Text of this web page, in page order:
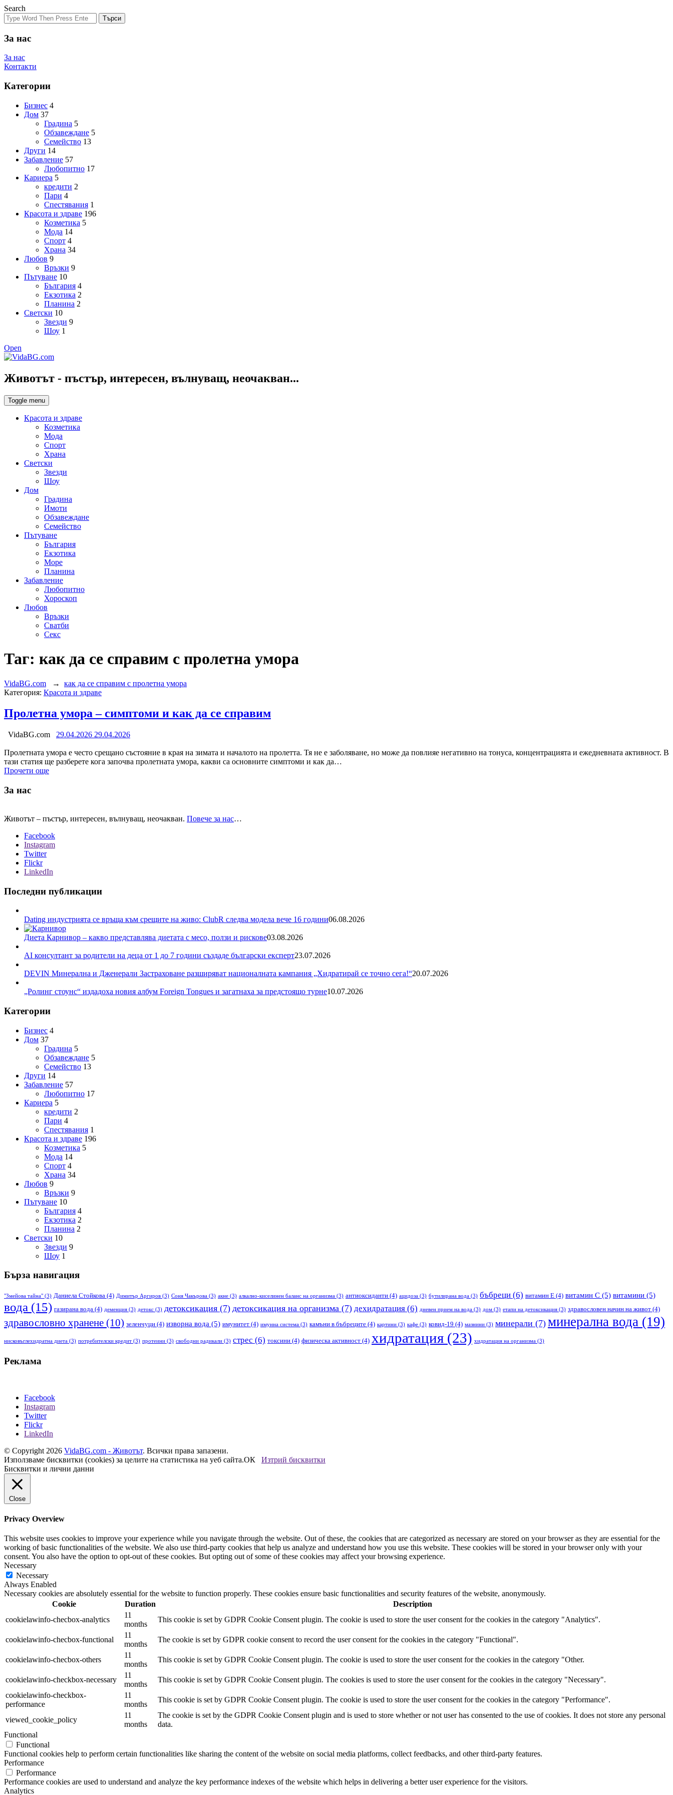
Search
Търси
За нас
За нас
Контакти
Категории
Бизнес 4
Дом 37
Градина 5
Обзавеждане 5
Семейство 13
Други 14
Забавление 57
Любопитно 17
Кариера 5
кредити 2
Пари 4
Спестявания 1
Красота и здраве 196
Козметика 5
Мода 14
Спорт 4
Храна 34
Любов 9
Връзки 9
Пътуване 10
България 4
Екзотика 2
Планина 2
Светски 10
Звезди 9
Шоу 1
Open
Животът - пъстър, интересен, вълнуващ, неочакван...
Toggle menu
Красота и здраве
Козметика
Мода
Спорт
Храна
Светски
Звезди
Шоу
Дом
Градина
Имоти
Обзавеждане
Семейство
Пътуване
България
Екзотика
Море
Планина
Забавление
Любопитно
Хороскоп
Любов
Връзки
Сватби
Секс
Таг: как да се справим с пролетна умора
VidaBG.com → как да се справим с пролетна умора
Категория: Красота и здраве
Пролетна умора – симптоми и как да се справим
VidaBG.com 29.04.2026 29.04.2026
Пролетната умора е често срещано състояние в края на зимата и началото на пролетта. Тя не е заболяване, но може да повлияе негативно на тонуса, концентрацията и ежедневната активност. В
тази статия ще разберете кога започва пролетната умора, какви са основните симптоми и как да…
Прочети още
За нас
Животът – пъстър, интересен, вълнуващ, неочакван. Повече за нас…
Facebook
Instagram
Twitter
Flickr
LinkedIn
Последни публикации
Dating индустрията се връща към срещите на живо: ClubR следва модела вече 16 години06.08.2026
Диета Карнивор – какво представлява диетата с месо, ползи и рискове03.08.2026
AI консултант за родители на деца от 1 до 7 години създаде български експерт23.07.2026
DEVIN Минерална и Дженерали Застраховане разширяват националната кампания „Хидратирай се точно сега!“20.07.2026
„Ролинг стоунс“ издадоха новия албум Foreign Tongues и загатнаха за предстоящо турне10.07.2026
Категории
Бизнес 4
Дом 37
Градина 5
Обзавеждане 5
Семейство 13
Други 14
Забавление 57
Любопитно 17
Кариера 5
кредити 2
Пари 4
Спестявания 1
Красота и здраве 196
Козметика 5
Мода 14
Спорт 4
Храна 34
Любов 9
Връзки 9
Пътуване 10
България 4
Екзотика 2
Планина 2
Светски 10
Звезди 9
Шоу 1
Бърза навигация
"Змейова тайна" (3) Даниела Стойкова (4) Димитър Аргиров (3) Соня Чакърова (3) акне (3) алкално-киселинен баланс на организма (3) антиоксиданти (4) ацидоза (3) бутилирана вода (3) бъбреци (6) витамин Е (4) витамин С (5) витамини (5)
вода (15) газирана вода (4) деменция (3) детокс (3) детоксикация (7) детоксикация на организма (7) дехидратация (6) дневен прием на вода (3) дом (3) етапи на детоксикация (3) здравословен начин на живот (4)
здравословно хранене (10) зеленчуци (4) изворна вода (5) имунитет (4) имунна система (3) камъни в бъбреците (4) картини (3) кафе (3) ковид-19 (4) мазнини (3) минерали (7) минерална вода (19)
нисковъглехидратна диета (3) потребителски кредит (3) протеини (3) свободни радикали (3) стрес (6) токсини (4) физическа активност (4) хидратация (23) хидратация на организма (3)
Реклама
Facebook
Instagram
Twitter
Flickr
LinkedIn
© Copyright 2026 VidaBG.com - Животът. Всички права запазени.
Използваме бисквитки (cookies) за целите на статистика на уеб сайта.ОК
Изтрий бисквитки
Бисквитки и лични данни
Close
Privacy Overview
This website uses cookies to improve your experience while you navigate through the website. Out of these, the cookies that are categorized as necessary are stored on your browser as they are essential for the
working of basic functionalities of the website. We also use third-party cookies that help us analyze and understand how you use this website. These cookies will be stored in your browser only with your
consent. You also have the option to opt-out of these cookies. But opting out of some of these cookies may affect your browsing experience.
Necessary
Necessary
Always Enabled
Necessary cookies are absolutely essential for the website to function properly. These cookies ensure basic functionalities and security features of the website, anonymously.
Cookie
Duration
Description
cookielawinfo-checbox-analytics
11
months
This cookie is set by GDPR Cookie Consent plugin. The cookie is used to store the user consent for the cookies in the category "Analytics".
cookielawinfo-checbox-functional
11
months
The cookie is set by GDPR cookie consent to record the user consent for the cookies in the category "Functional".
cookielawinfo-checbox-others
11
months
This cookie is set by GDPR Cookie Consent plugin. The cookie is used to store the user consent for the cookies in the category "Other.
cookielawinfo-checkbox-necessary
11
months
This cookie is set by GDPR Cookie Consent plugin. The cookies is used to store the user consent for the cookies in the category "Necessary".
cookielawinfo-checkbox-
performance
11
months
This cookie is set by GDPR Cookie Consent plugin. The cookie is used to store the user consent for the cookies in the category "Performance".
viewed_cookie_policy
11
months
The cookie is set by the GDPR Cookie Consent plugin and is used to store whether or not user has consented to the use of cookies. It does not store any personal
data.
Functional
Functional
Functional cookies help to perform certain functionalities like sharing the content of the website on social media platforms, collect feedbacks, and other third-party features.
Performance
Performance
Performance cookies are used to understand and analyze the key performance indexes of the website which helps in delivering a better user experience for the visitors.
Analytics